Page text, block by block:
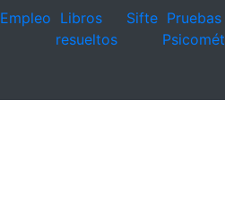
Empleo Libros
resueltos
Sifte Pruebas